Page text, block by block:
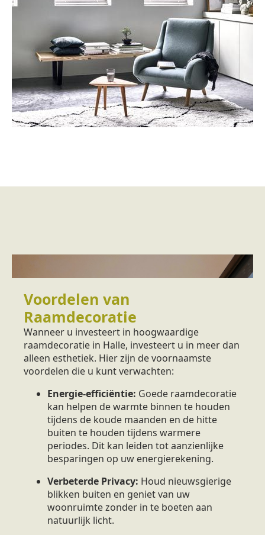
Voordelen van
Raamdecoratie
Wanneer u investeert in hoogwaardige
raamdecoratie in Halle, investeert u in meer dan
alleen esthetiek. Hier zijn de voornaamste
voordelen die u kunt verwachten:
Energie-efficiëntie: Goede raamdecoratie
kan helpen de warmte binnen te houden
tijdens de koude maanden en de hitte
buiten te houden tijdens warmere
periodes. Dit kan leiden tot aanzienlijke
besparingen op uw energierekening.
Verbeterde Privacy: Houd nieuwsgierige
blikken buiten en geniet van uw
woonruimte zonder in te boeten aan
natuurlijk licht.